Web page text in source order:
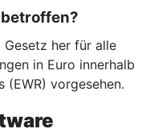
her für alle
in Euro innerhalb
(EWR) vorgesehen.